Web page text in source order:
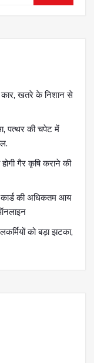
कार, खतरे के निशान से
पत्थर की चपेट में
गैर कृषि कराने की
की अधिकतम आय
को बड़ा झटका,